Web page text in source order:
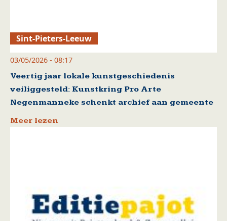
Sint-Pieters-Leeuw
03/05/2026 - 08:17
Veertig jaar lokale kunstgeschiedenis
veiliggesteld: Kunstkring Pro Arte
Negenmanneke schenkt archief aan gemeente
Meer lezen